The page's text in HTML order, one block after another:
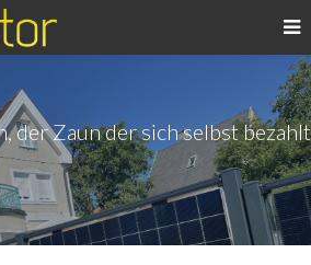
der Zaun der sich selbst bezahlt